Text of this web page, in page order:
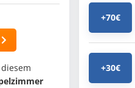
+70€
+30€